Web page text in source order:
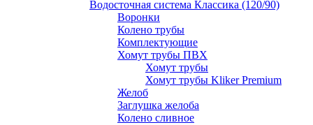
Водосточная система Классика (120/90)
Воронки
Колено трубы
Комплектующие
Хомут трубы ПВХ
Хомут трубы
Хомут трубы Kliker Premium
Желоб
Заглушка желоба
Колено сливное